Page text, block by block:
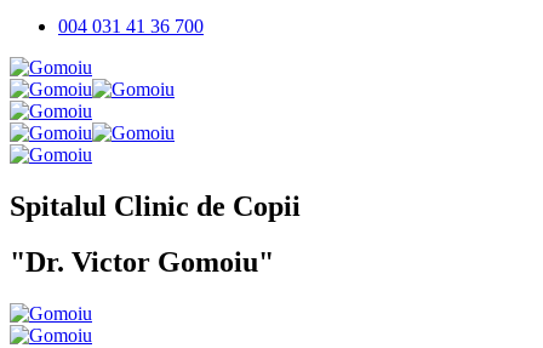
004 031 41 36 700
Spitalul Clinic de Copii
"Dr. Victor Gomoiu"